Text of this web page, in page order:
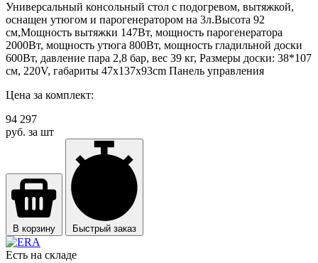
Универсальный консольный стол с подогревом, вытяжкой,
оснащен утюгом и парогенератором на 3л.Высота 92
см,Мощность вытяжки 147Вт, мощность парогенератора
2000Вт, мощность утюга 800Вт, мощность гладильной доски
600Вт, давление пара 2,8 бар, вес 39 кг, Размеры доски: 38*107
см, 220V, габариты 47x137x93cm Панель управления
Цена за комплект:
94 297
руб. за шт
В корзину Быстрый заказ
Есть на складе